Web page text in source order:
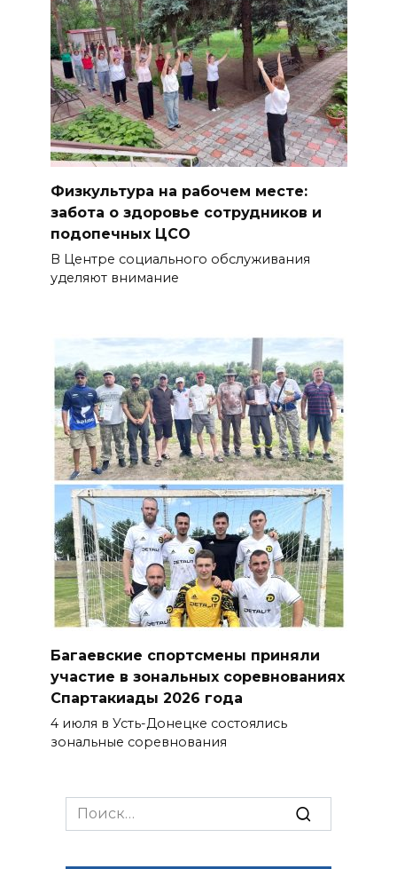
Физкультура на рабочем месте:
забота о здоровье сотрудников и
подопечных ЦСО
В Центре социального обслуживания
уделяют внимание
Багаевские спортсмены приняли
участие в зональных соревнованиях
Спартакиады 2026 года
4 июля в Усть-Донецке состоялись
зональные соревнования
Search
for: